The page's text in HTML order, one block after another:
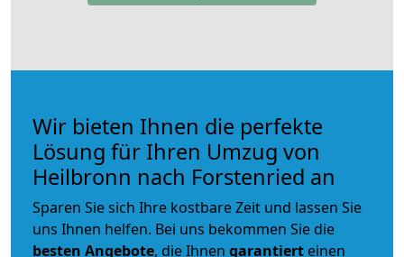
Wir bieten Ihnen die perfekte
Lösung für Ihren Umzug von
Heilbronn nach Forstenried an
Sparen Sie sich Ihre kostbare Zeit und lassen Sie
uns Ihnen helfen. Bei uns bekommen Sie die
besten Angebote, die Ihnen garantiert einen